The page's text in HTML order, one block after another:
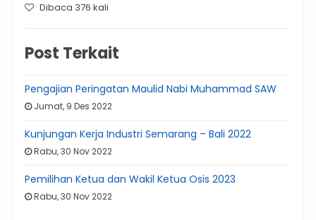
Dibaca 376 kali
Post Terkait
Pengajian Peringatan Maulid Nabi Muhammad SAW
Jumat, 9 Des 2022
Kunjungan Kerja Industri Semarang – Bali 2022
Rabu, 30 Nov 2022
Pemilihan Ketua dan Wakil Ketua Osis 2023
Rabu, 30 Nov 2022